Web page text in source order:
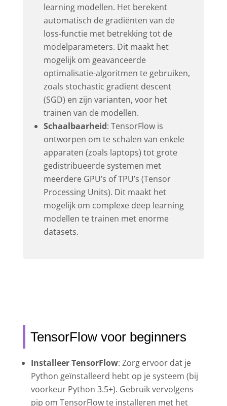
learning modellen. Het berekent
automatisch de gradiënten van de
loss-functie met betrekking tot de
modelparameters. Dit maakt het
mogelijk om geavanceerde
optimalisatie-algoritmen te gebruiken,
zoals stochastic gradient descent
(SGD) en zijn varianten, voor het
trainen van de modellen.
Schaalbaarheid: TensorFlow is
ontworpen om te schalen van enkele
apparaten (zoals laptops) tot grote
gedistribueerde systemen met
meerdere GPU’s of TPU’s (Tensor
Processing Units). Dit maakt het
mogelijk om complexe deep learning
modellen te trainen met enorme
datasets.
TensorFlow voor beginners
Installeer TensorFlow: Zorg ervoor dat je
Python geïnstalleerd hebt op je systeem (bij
voorkeur Python 3.5+). Gebruik vervolgens
pip om TensorFlow te installeren met het